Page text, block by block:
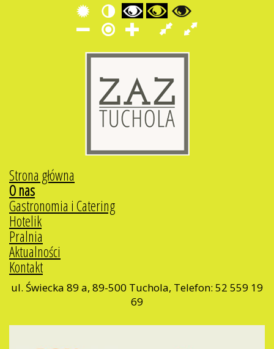
Strona główna
O nas
Gastronomia i Catering
Hotelik
Pralnia
Aktualności
Kontakt
ul. Świecka 89 a, 89-500 Tuchola, Telefon: 52 559 19
69